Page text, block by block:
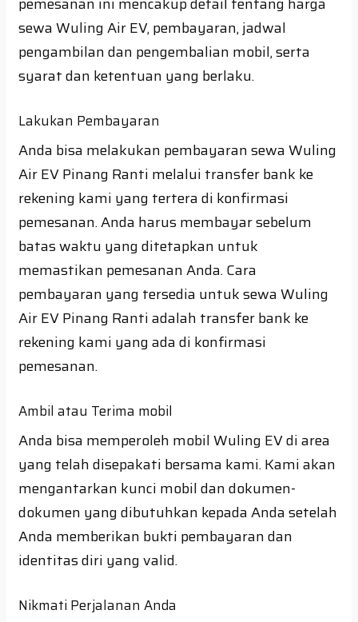
sewa Wuling Air EV, pembayaran, jadwal
pengambilan dan pengembalian mobil, serta
syarat dan ketentuan yang berlaku.
Lakukan Pembayaran
Anda bisa melakukan pembayaran sewa Wuling
Air EV Pinang Ranti melalui transfer bank ke
rekening kami yang tertera di konfirmasi
pemesanan. Anda harus membayar sebelum
batas waktu yang ditetapkan untuk
memastikan pemesanan Anda. Cara
pembayaran yang tersedia untuk sewa Wuling
Air EV Pinang Ranti adalah transfer bank ke
rekening kami yang ada di konfirmasi
pemesanan.
Ambil atau Terima mobil
Anda bisa memperoleh mobil Wuling EV di area
yang telah disepakati bersama kami. Kami akan
mengantarkan kunci mobil dan dokumen-
dokumen yang dibutuhkan kepada Anda setelah
Anda memberikan bukti pembayaran dan
identitas diri yang valid.
Nikmati Perjalanan Anda